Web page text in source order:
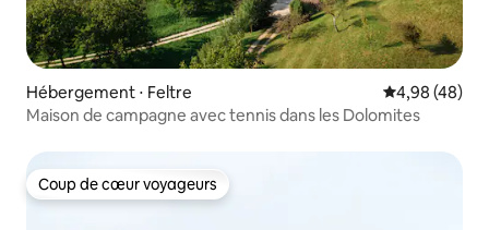
Hébergement ⋅ Feltre Évaluation
4,98 (48)
Maison de campagne avec tennis dans les Dolomites
Coup de cœur voyageurs
Coup de cœur voyageurs